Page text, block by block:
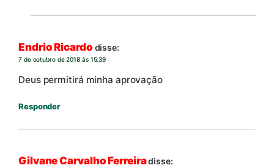
Endrio Ricardo disse:
7 de outubro de 2018 às 15:39
Deus permitirá minha aprovação
Responder
Gilvane Carvalho Ferreiradisse: